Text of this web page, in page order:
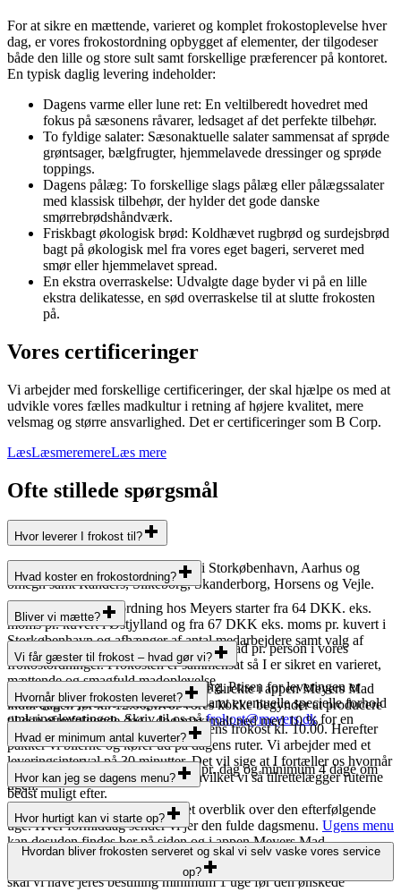
For at sikre en mættende, varieret og komplet frokostoplevelse hver
dag, er vores frokostordning opbygget af elementer, der tilgodeser
både den lille og store sult samt forskellige præferencer på kontoret.
En typisk daglig levering indeholder:
Dagens varme eller lune ret: En veltilberedt hovedret med
fokus på sæsonens råvarer, ledsaget af det perfekte tilbehør.
To fyldige salater: Sæsonaktuelle salater sammensat af sprøde
grøntsager, bælgfrugter, hjemmelavede dressinger og sprøde
toppings.
Dagens pålæg: To forskellige slags pålæg eller pålægssalater
med klassisk tilbehør, der hylder det gode danske
smørrebrødshåndværk.
Friskbagt økologisk brød: Koldhævet rugbrød og surdejsbrød
bagt på økologisk mel fra vores eget bageri, serveret med
smør eller hjemmelavet spread.
En ekstra overraskelse: Udvalgte dage byder vi på en lille
ekstra delikatesse, en sød overraskelse til at slutte frokosten
på.
Vores certificeringer
Vi arbejder med forskellige certificeringer, der skal hjælpe os med at
udvikle vores fælles madkultur i retning af højere kvalitet, mere
velsmag og større ansvarlighed. Det er certificeringer som B Corp.
LæsLæsmeremereLæs mere
Ofte stillede spørgsmål
Hvor leverer I frokost til?
Vi leverer frokost direkte til døren i Storkøbenhavn, Aarhus og
omegn samt Randers, Silkeborg, Skanderborg, Horsens og Vejle.
Hvad koster en frokostordning?
Prisen på en frokostordning hos Meyers starter fra 64 DKK. eks.
moms pr. kuvert i Østjylland og fra 67 DKK eks. moms pr. kuvert i
Storkøbenhavn og afhænger af antal medarbejdere samt valg af
frokostkoncept.
Hertil kommer der en pris for levering. Prisen for leveringen er
afhængig af jeres leveringsadresse samt eventuelle specielle forhold
omkring leveringen. Skriv til os påfrokost@meyers.dkfor en
konkret pris.
Bliver vi mætte?
Det gør I. Vi beregner cirka 650 gram mad pr. person i vores
frokostordninger. Frokosten er sammensat så I er sikret en varieret,
mættende og smagfuld madoplevelse.
Vi får gæster til frokost – hvad gør vi?
I kan selv justere antallet af spisende direkte i appen Meyers Mad
indtil dagen før kl. 12.00, hvor vores kokke begynder at producere
til den efterfølgende dag - dog maximalt ned med 10 %.
Hvornår bliver frokosten leveret?
Vores køkkener er færdige med dagens frokost kl. 10.00. Herefter
pakker vi bilerne og kører ud på dagens ruter. Vi arbejder med et
leveringsinterval på 30 minutter. Det vil sige at I fortæller os hvornår
I senest ønsker frokosten leveret, hvilket vi så tilrettelægger ruterne
bedst muligt efter.
Hvad er minimum antal kuverter?
Vi har et minimum på 10 kuverter pr. dag og minimum 4 dage om
ugen.
Hvor kan jeg se dagens menu?
Onsdag i ugen før sender vi jer et overblik over den efterfølgende
uge. Hver formiddag sender vi jer den fulde dagsmenu. Ugens menu
kan desuden findes her på siden og i appen Meyers Mad.
Hvor hurtigt kan vi starte op?
For at sikre, at vores teams i køkkener og kundeservice er klar til at
give jer den bedst mulige oplevelse med jeres nye frokostordning,
skal vi have jeres bestilling minimum 1 uge før den ønskede
Hvordan bliver frokosten serveret og skal vi selv vaske vores service
op?